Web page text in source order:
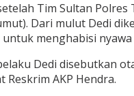
Tim Sultan
Dari mulut Dedi
untuk menghabisi
Dedi disebutkan
Reskrim AKP Hendra.